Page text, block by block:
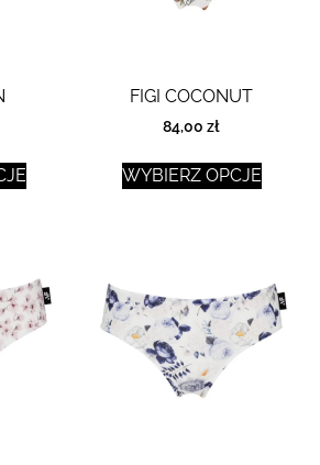
FIGI COCONUT
84,00 zł
WYBIERZ OPCJE